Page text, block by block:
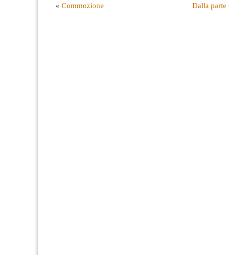
« Commozione Dalla